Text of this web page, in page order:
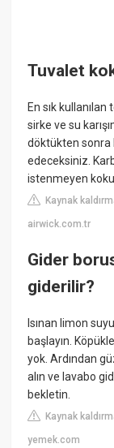
Tuvalet
En sık
sirke ve su
döktükten sonra
edeceksiniz.
istenmeyen
Kaynak
airwick.com.tr
Gider
giderilir?
Isınan limon
başlayın.
yok. Ardından
alın ve lavabo
bekletin.
Kaynak
yemek.com